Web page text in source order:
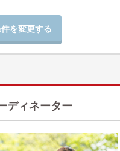
を変更する
ディネーター